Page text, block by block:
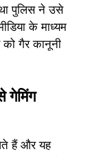
पुलिस ने उसे
के माध्यम
को गैर कानूनी
गेमिंग
हैं और यह